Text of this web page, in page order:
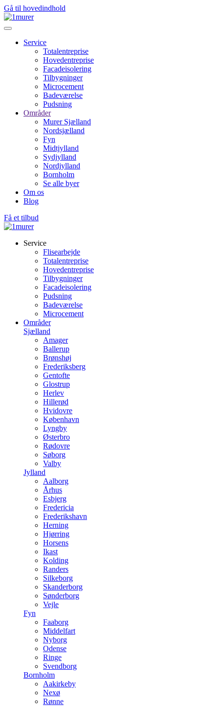
Gå til hovedindhold
Service
Totalentreprise
Hovedentreprise
Facadeisolering
Tilbygninger
Microcement
Badeværelse
Pudsning
Områder
Murer Sjælland
Nordsjælland
Fyn
Midtjylland
Sydjylland
Nordjylland
Bornholm
Se alle byer
Om os
Blog
Få et tilbud
Service
Flisearbejde
Totalentreprise
Hovedentreprise
Tilbygninger
Facadeisolering
Pudsning
Badeværelse
Microcement
Områder
Sjælland
Amager
Ballerup
Brønshøj
Frederiksberg
Gentofte
Glostrup
Herlev
Hillerød
Hvidovre
København
Lyngby
Østerbro
Rødovre
Søborg
Valby
Jylland
Aalborg
Århus
Esbjerg
Fredericia
Frederikshavn
Herning
Hjørring
Horsens
Ikast
Kolding
Randers
Silkeborg
Skanderborg
Sønderborg
Vejle
Fyn
Faaborg
Middelfart
Nyborg
Odense
Ringe
Svendborg
Bornholm
Aakirkeby
Nexø
Rønne